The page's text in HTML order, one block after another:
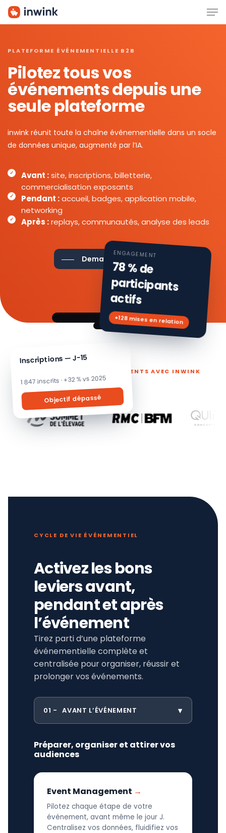
Skip
PLATEFORME ÉVÉNEMENTIELLE B2B
Pilotez tous vos
événements depuis une
seule plateforme
inwink réunit toute la chaîne événementielle dans un socle
de données unique, augmenté par l’IA.
Avant :site, inscriptions, billetterie,
commercialisation exposants
Pendant :accueil, badges, application mobile,
networking
Après :replays, communautés, analyse des leads
Demander une démo
Inscriptions — J-15
1 847 inscrits · +32 % vs 2025
Objectif dépassé
ENGAGEMENT
78 % de
participants
actifs
+128 mises en relation
ILS PILOTENT LEURS ÉVÉNEMENTS AVEC INWINK
CYCLE DE VIE ÉVÉNEMENTIEL
Activez les bons
leviers avant,
pendant et après
l’événement
Tirez parti d’une plateforme
événementielle complète et
centralisée pour organiser, réussir et
prolonger vos événements.
01 AVANT L’ÉVÉNEMENT
Préparer, organiser et attirer vos
audiences
Event Management
Pilotez chaque étape de votre
événement, avant même le jour J.
Centralisez vos données, fluidifiez vos